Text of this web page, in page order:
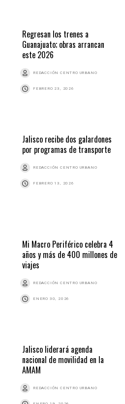
Regresan los trenes a
Guanajuato; obras arrancan
este 2026
REDACCIÓN CENTRO URBANO
FEBRERO 23, 2026
Jalisco recibe dos galardones
por programas de transporte
REDACCIÓN CENTRO URBANO
FEBRERO 13, 2026
Mi Macro Periférico celebra 4
años y más de 400 millones de
viajes
REDACCIÓN CENTRO URBANO
ENERO 30, 2026
Jalisco liderará agenda
nacional de movilidad en la
AMAM
REDACCIÓN CENTRO URBANO